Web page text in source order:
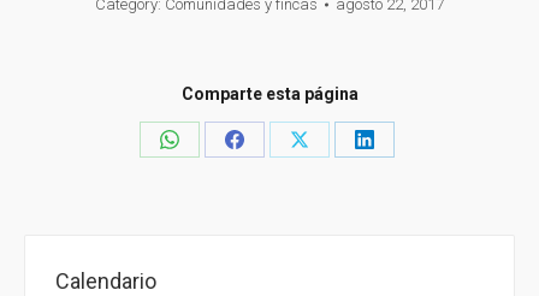
Category: Comunidades y fincas agosto 22, 2017
Comparte esta página
Share
Share
Share
Share
Calendario